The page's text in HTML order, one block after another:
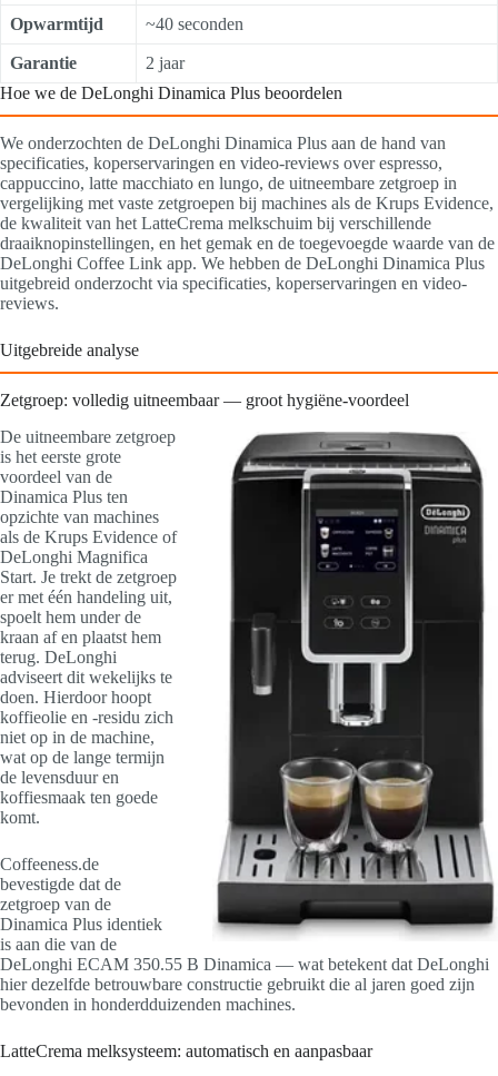
Opwarmtijd ~40 seconden
Garantie
2 jaar
Hoe we de DeLonghi Dinamica Plus beoordelen
We onderzochten de DeLonghi Dinamica Plus aan de hand van
specificaties, koperservaringen en video-reviews over espresso,
cappuccino, latte macchiato en lungo, de uitneembare zetgroep in
vergelijking met vaste zetgroepen bij machines als de Krups Evidence,
de kwaliteit van het LatteCrema melkschuim bij verschillende
draaiknopinstellingen, en het gemak en de toegevoegde waarde van de
DeLonghi Coffee Link app. We hebben de DeLonghi Dinamica Plus
uitgebreid onderzocht via specificaties, koperservaringen en video-
reviews.
Uitgebreide analyse
Zetgroep: volledig uitneembaar — groot hygiëne-voordeel
De uitneembare zetgroep
is het eerste grote
voordeel van de
Dinamica Plus ten
opzichte van machines
als de Krups Evidence of
DeLonghi Magnifica
Start. Je trekt de zetgroep
er met één handeling uit,
spoelt hem under de
kraan af en plaatst hem
terug. DeLonghi
adviseert dit wekelijks te
doen. Hierdoor hoopt
koffieolie en -residu zich
niet op in de machine,
wat op de lange termijn
de levensduur en
koffiesmaak ten goede
komt.
Coffeeness.de
bevestigde dat de
zetgroep van de
Dinamica Plus identiek
is aan die van de
DeLonghi ECAM 350.55 B Dinamica — wat betekent dat DeLonghi
hier dezelfde betrouwbare constructie gebruikt die al jaren goed zijn
bevonden in honderdduizenden machines.
LatteCrema melksysteem: automatisch en aanpasbaar